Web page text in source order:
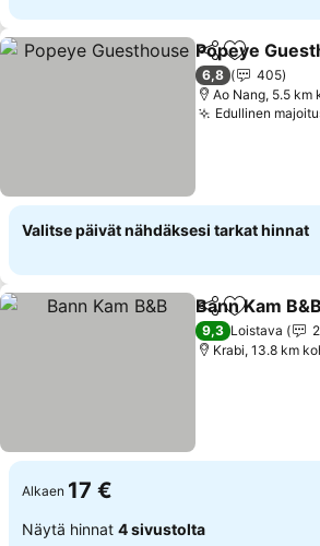
Jaa Lisää
Popeye
6,8
405
Ao Nang, 5.5 km
Edullinen
Valitse päivät nähdäksesi tarkat hinnat
Jaa Lisää
Bann Kam B&B
9,3 Loistava
Krabi, 13.8 km
Alkaen 17 €
Näytä hinnat 4 sivustolta